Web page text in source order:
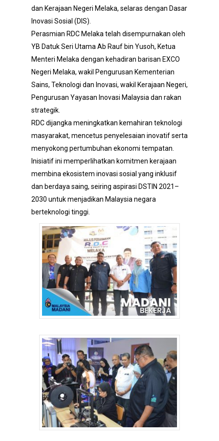
dan Kerajaan Negeri Melaka, selaras dengan Dasar
Inovasi Sosial (DIS).
Perasmian RDC Melaka telah disempurnakan oleh
YB Datuk Seri Utama Ab Rauf bin Yusoh, Ketua
Menteri Melaka dengan kehadiran barisan EXCO
Negeri Melaka, wakil Pengurusan Kementerian
Sains, Teknologi dan Inovasi, wakil Kerajaan Negeri,
Pengurusan Yayasan Inovasi Malaysia dan rakan
strategik.
RDC dijangka meningkatkan kemahiran teknologi
masyarakat, mencetus penyelesaian inovatif serta
menyokong pertumbuhan ekonomi tempatan.
Inisiatif ini memperlihatkan komitmen kerajaan
membina ekosistem inovasi sosial yang inklusif
dan berdaya saing, seiring aspirasi DSTIN 2021–
2030 untuk menjadikan Malaysia negara
berteknologi tinggi.